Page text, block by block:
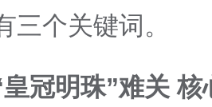
三个关键词。
冠明珠”难关